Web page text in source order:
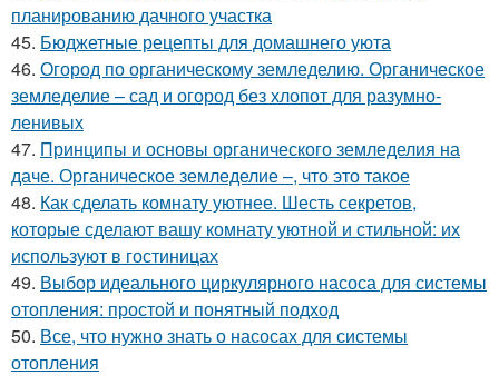
планированию дачного участка
45. Бюджетные рецепты для домашнего уюта
46. Огород по органическому земледелию. Органическое
земледелие – сад и огород без хлопот для разумно-
ленивых
47. Принципы и основы органического земледелия на
даче. Органическое земледелие –, что это такое
48. Как сделать комнату уютнее. Шесть секретов,
которые сделают вашу комнату уютной и стильной: их
используют в гостиницах
49. Выбор идеального циркулярного насоса для системы
отопления: простой и понятный подход
50. Все, что нужно знать о насосах для системы
отопления